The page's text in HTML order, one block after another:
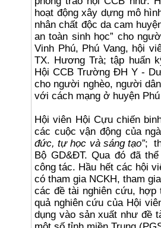
hoạt động xây dựng mô
nhân chất độc da cam
an toàn sinh học” cho
Vinh Phú, Phú Vang, hội
TX. Hương Trà; tập huấn
Hội CCB Trường ĐH Y -
cho người nghèo, người
với cách mạng ở huyện
Hội viên Hội Cựu chiến
các cuộc vận động của
đức, tự học và sáng tạo”;
Bộ GD&ĐT. Qua đó đã
công tác. Hầu hết các hội
có tham gia NCKH, tham
các đề tài nghiên cứu,
quả nghiên cứu của Hội
dụng vào sản xuất như đề